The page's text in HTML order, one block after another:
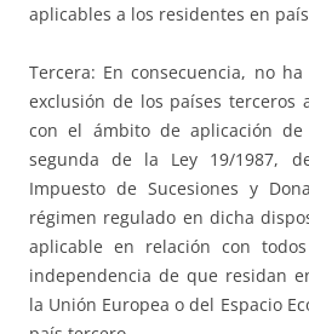
aplicables a los residentes en
Tercera: En consecuencia, no
exclusión de los países terceros
con el ámbito de aplicación
segunda de la Ley 19/1987,
Impuesto de Sucesiones y
régimen regulado en dicha
aplicable en relación con
independencia de que residan
la Unión Europea o del Espacio